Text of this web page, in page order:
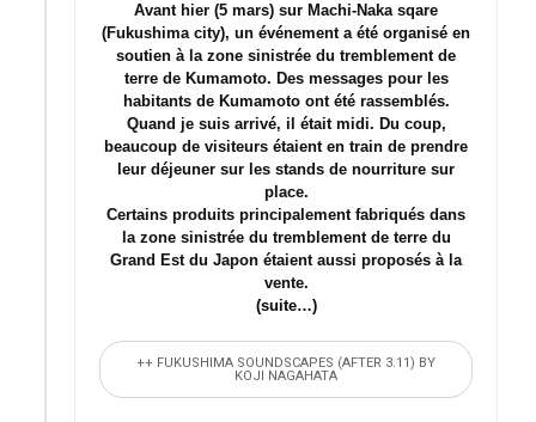
Avant hier (5 mars) sur Machi-Naka sqare
(Fukushima city), un événement a été organisé en
soutien à la zone sinistrée du tremblement de
terre de Kumamoto. Des messages pour les
habitants de Kumamoto ont été rassemblés.
Quand je suis arrivé, il était midi. Du coup,
beaucoup de visiteurs étaient en train de prendre
leur déjeuner sur les stands de nourriture sur
place.
Certains produits principalement fabriqués dans
la zone sinistrée du tremblement de terre du
Grand Est du Japon étaient aussi proposés à la
vente.
(suite…)
++ FUKUSHIMA SOUNDSCAPES (AFTER 3.11) BY
KOJI NAGAHATA